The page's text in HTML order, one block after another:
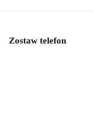
Zostaw telefon